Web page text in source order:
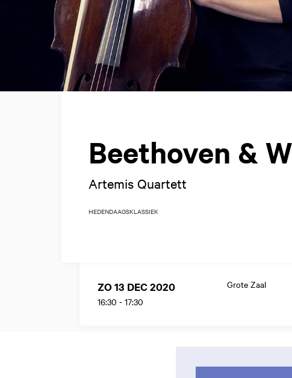
Beethoven &
Artemis Quartett
HEDENDAAGSKLASSIEK
ZO 13 DEC 2020
16:30 - 17:30
Grote Zaal